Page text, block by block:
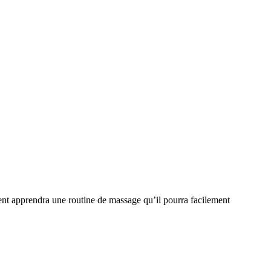
apprendra une routine de massage qu’il pourra facilement